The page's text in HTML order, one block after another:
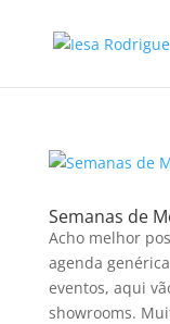
Semanas de
Acho melhor
agenda
eventos, aqui
showrooms.